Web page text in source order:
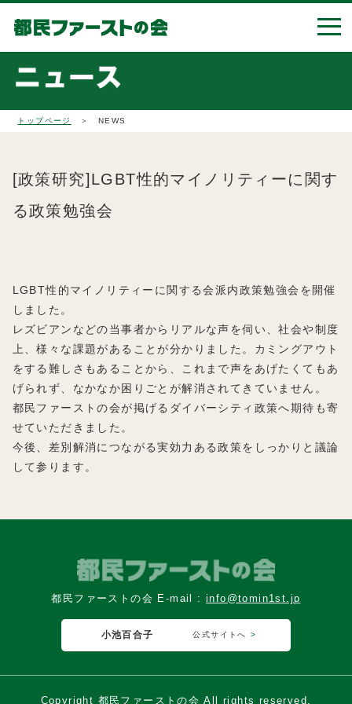
トップページ ＞ NEWS
[政策研究]LGBT性的マイノリティーに関す
る政策勉強会
LGBT性的マイノリティーに関する会派内政策勉強会を開催
しました。
レズビアンなどの当事者からリアルな声を伺い、社会や制度
上、様々な課題があることが分かりました。カミングアウト
をする難しさもあることから、これまで声をあげたくてもあ
げられず、なかなか困りごとが解消されてきていません。
都民ファーストの会が掲げるダイバーシティ政策へ期待も寄
せていただきました。
今後、差別解消につながる実効力ある政策をしっかりと議論
して参ります。
都民ファーストの会 E-mail :info@tomin1st.jp
小池百合子 公式サイトへ
Copyright 都民ファーストの会 All rights reserved.